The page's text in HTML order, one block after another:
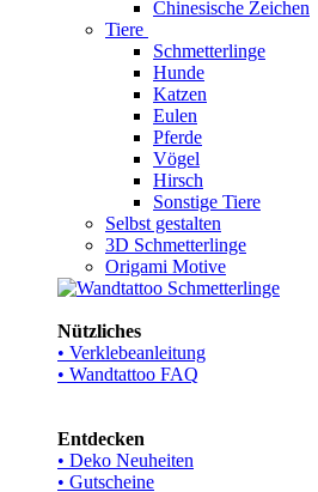
Chinesische Zeichen
Tiere
Schmetterlinge
Hunde
Katzen
Eulen
Pferde
Vögel
Hirsch
Sonstige Tiere
Selbst gestalten
3D Schmetterlinge
Origami Motive
Nützliches
• Verklebeanleitung
• Wandtattoo FAQ
Entdecken
• Deko Neuheiten
• Gutscheine